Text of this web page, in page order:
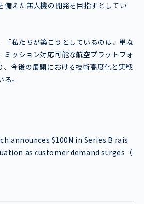
備えた無人機の開発を目指すとしてい
「私たちが築こうとしているのは、単な
ミッション対応可能な航空プラットフォ
、今後の展開における技術高度化と実戦
。
announces $100M in Series B rais
as customer demand surges （